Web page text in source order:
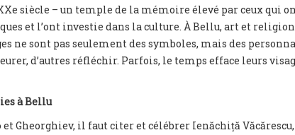
siècle – un temple de la mémoire élevé par ceux qui
et l’ont investie dans la culture. À Bellu, art et religion
ne sont pas seulement des symboles, mais des
d’autres réfléchir. Parfois, le temps efface leurs
à Bellu
et Gheorghiev, il faut citer et célébrer Ienăchiță